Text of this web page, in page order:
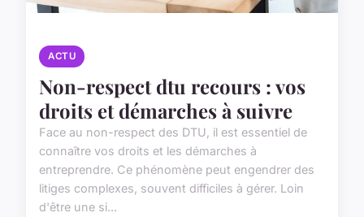
ACTU
Non-respect dtu recours : vos
droits et démarches à suivre
Face au non-respect des DTU, il est essentiel de
connaître vos droits et les démarches à
entreprendre. Ce phénomène peut engendrer des
litiges complexes, souvent difficiles à gérer. Loin
d'être une si...